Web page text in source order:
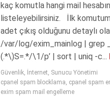
kaç komutla hangi mail
listeleyebilirsiniz. İlk
adet çıkış olduğunu detaylı
/var/log/exim_mainlog | grep
(.*\)S=.*/\1/p’ | sort | uniq -c...
Güvenlik, İnternet, Sunucu Yönetimi
cpanel spam blocklama, cpanel spam
exim spam mail engelleme